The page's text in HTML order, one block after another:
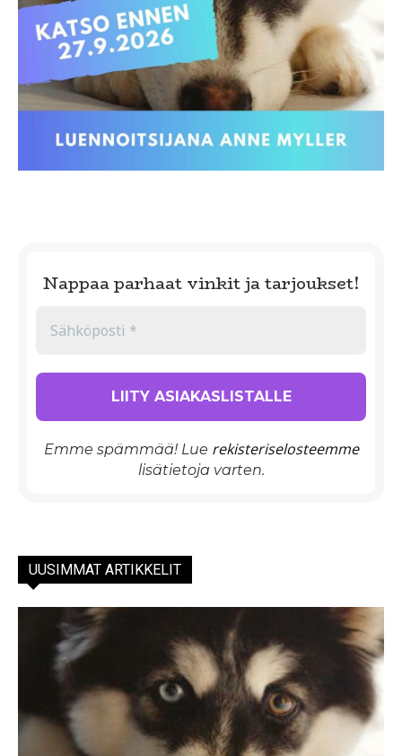
Nappaa parhaat vinkit ja tarjoukset!
Emme spämmää! Lue rekisteriselosteemme
lisätietoja varten.
UUSIMMAT ARTIKKELIT